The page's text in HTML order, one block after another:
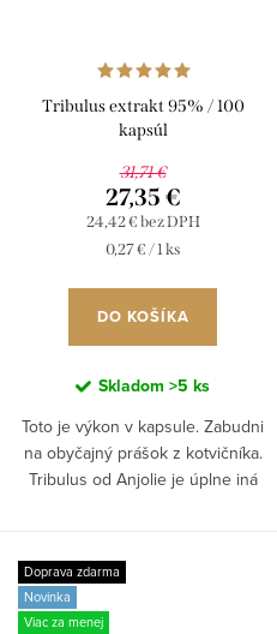
Tribulus extrakt 95% / 100
kapsúl
31,71 €
24,42 € bez DPH
27,35 €
Jednotková
0,27 € / 1 ks
DO KOŠÍKA
Skladom >5 ks
Toto je výkon v kapsule. Zabudni
na obyčajný prášok z kotvičníka.
Tribulus od Anjolie je úplne iná
výkon aj libido....
Doprava zdarma
Novinka
Viac za menej